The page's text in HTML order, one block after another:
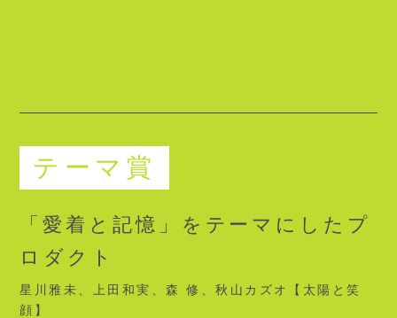
テーマ賞
「愛着と記憶」をテーマにしたプ
ロダクト
星川雅未、上田和実、森 修、秋山カズオ【太陽と笑
顔】